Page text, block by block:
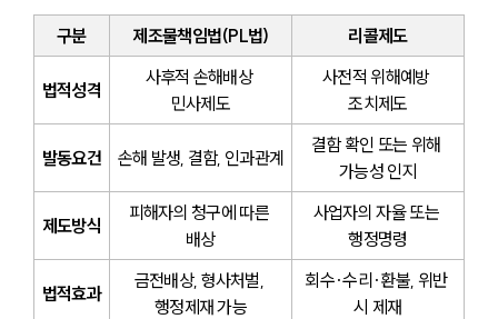
구분 제조물책임법(PL법) 리콜제도
법적성격
사후적 손해배상
민사제도
사전적 위해예방
조치제도
발동요건 손해 발생, 결함, 인과관계
결함 확인 또는 위해
가능성 인지
제도방식
피해자의 청구에 따른
배상
사업자의 자율 또는
행정명령
법적효과
금전배상, 형사처벌,
행정제재 가능
회수·수리·환불, 위반
시 제재